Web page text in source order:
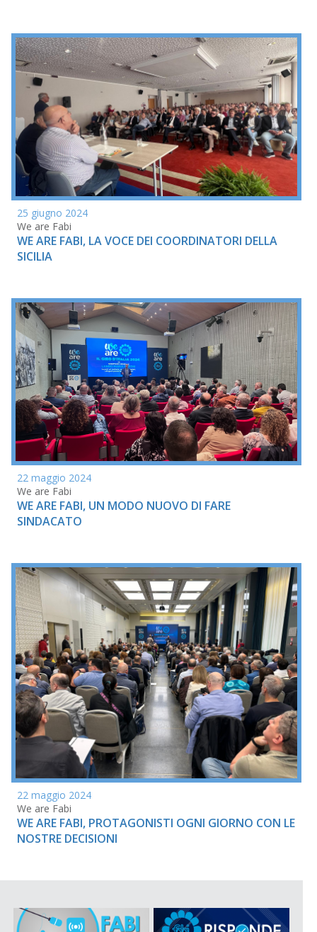
25 giugno 2024
We are Fabi
WE ARE FABI, LA VOCE DEI COORDINATORI DELLA
SICILIA
22 maggio 2024
We are Fabi
WE ARE FABI, UN MODO NUOVO DI FARE
SINDACATO
22 maggio 2024
We are Fabi
WE ARE FABI, PROTAGONISTI OGNI GIORNO CON LE
NOSTRE DECISIONI